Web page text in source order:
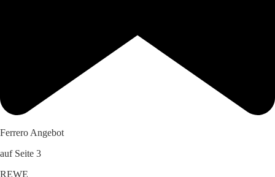
Ferrero Angebot
auf Seite 3
REWE